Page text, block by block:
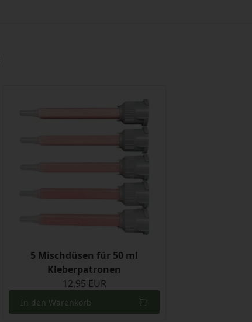
5 Mischdüsen für 50 ml
Kleberpatronen
12,95 EUR
In den Warenkorb